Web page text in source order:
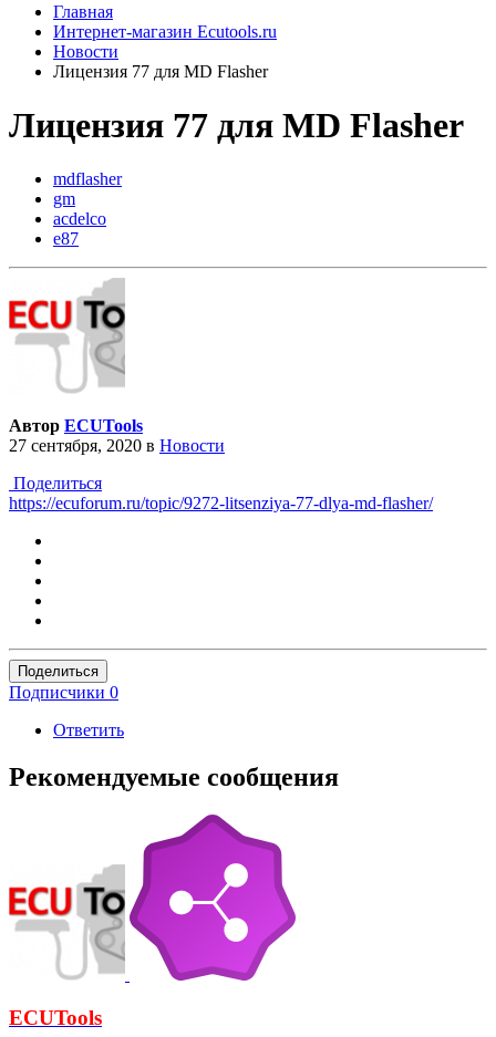
Главная
Интернет-магазин Ecutools.ru
Новости
Лицензия 77 для MD Flasher
Лицензия 77 для MD Flasher
mdflasher
gm
acdelco
e87
Автор ECUTools
27 сентября, 2020 в Новости
Поделиться
https://ecuforum.ru/topic/9272-litsenziya-77-dlya-md-flasher/
Поделиться
Подписчики 0
Ответить
Рекомендуемые сообщения
ECUTools